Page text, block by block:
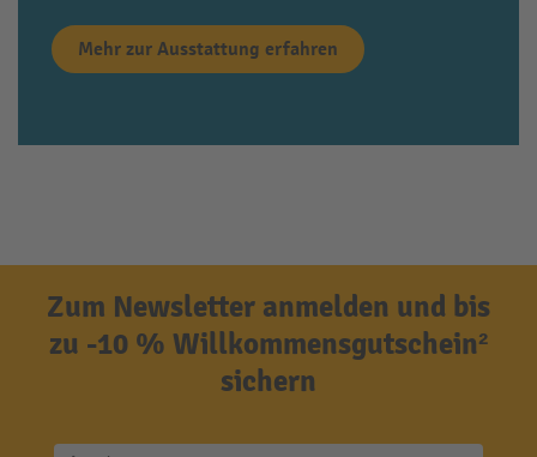
Mehr zur Ausstattung erfahren
Zum Newsletter anmelden und bis
zu -10 % Willkommensgutschein²
sichern